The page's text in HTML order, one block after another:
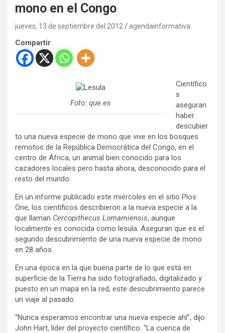
mono en el Congo
jueves, 13 de septiembre del 2012 agendainformativa
Compartir
Foto: que.es
Científico
s
aseguran
haber
descubier
to una nueva especie de mono que vive en los bosques
remotos de la República Democrática del Congo, en el
centro de África, un animal bien conocido para los
cazadores locales pero hasta ahora, desconocido para el
resto del mundo.
En un informe publicado este miércoles en el sitio Plos
One, los científicos describieron a la nueva especie a la
que llaman Cercopithecus Lomamiensis, aunque
localmente es conocida como lesula. Aseguran que es el
segundo descubrimiento de una nueva especie de mono
en 28 años.
En una época en la que buena parte de lo que está en
superficie de la Tierra ha sido fotografiado, digitalizado y
puesto en un mapa en la red, este descubrimiento parece
un viaje al pasado.
“Nunca esperamos encontrar una nueva especie ahí”, dijo
John Hart, líder del proyecto científico. “La cuenca de